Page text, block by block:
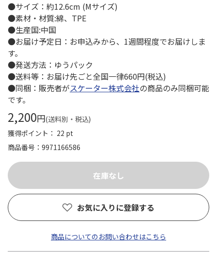
●サイズ：約12.6cm (Mサイズ)
●素材・材質:綿、TPE
●生産国:中国
●お届け予定日：お申込みから、1週間程度でお届けしま
す。
●発送方法：ゆうパック
●送料等：お届け先ごと全国一律660円(税込)
●同梱：販売者がスケーター株式会社の商品のみ同梱可能
です。
2,200円(送料別・税込)
獲得ポイント： 22 pt
商品番号
9971166586
お気に入りに登録する
商品についてのお問い合わせはこちら